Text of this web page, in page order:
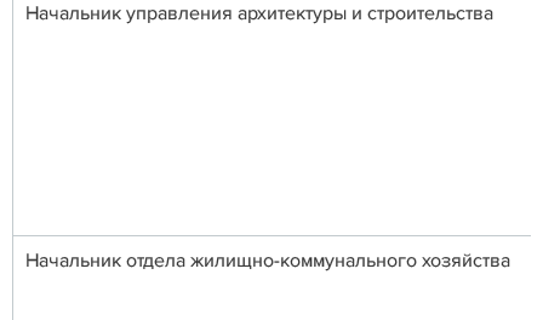
Начальник управления архитектуры и строительства
Начальник отдела жилищно-коммунального хозяйства